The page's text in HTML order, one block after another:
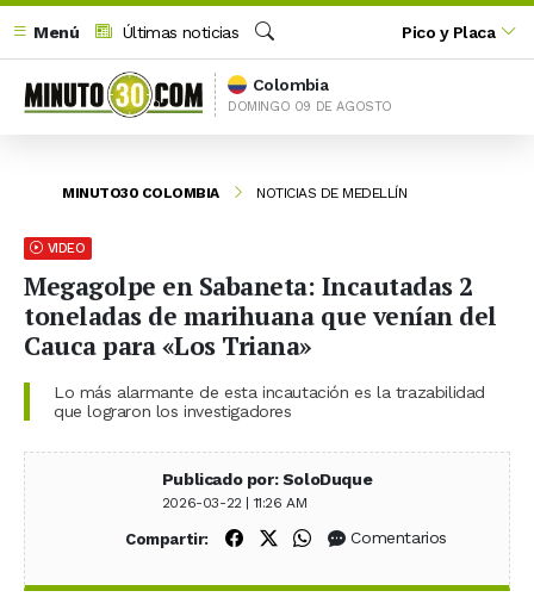
Menú
Últimas noticias
Buscar
Pico y Placa
Colombia
DOMINGO 09 DE AGOSTO
MINUTO30 COLOMBIA NOTICIAS DE MEDELLÍN
VIDEO
Megagolpe en Sabaneta: Incautadas 2
toneladas de marihuana que venían del
Cauca para «Los Triana»
Lo más alarmante de esta incautación es la trazabilidad
que lograron los investigadores
Publicado por: SoloDuque
2026-03-22 | 11:26 AM
Compartir: Compartir en Facebook
Compartir en X (Twitter)
Compartir en WhatsApp
Comentarios